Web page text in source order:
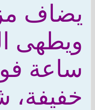
يضاف
ويطهى
ساعة